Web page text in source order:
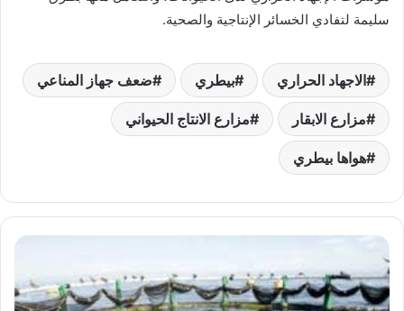
سليمة لتفادي الخسائر الإنتاجية والصحية.
الاجهاد الحراري بيطري ضعف جهاز المناعي
مزارع الابقار مزارع الانتاج الحيواني
هواها بيطري
استشاري
الاستزراع
السمكي
يحذر